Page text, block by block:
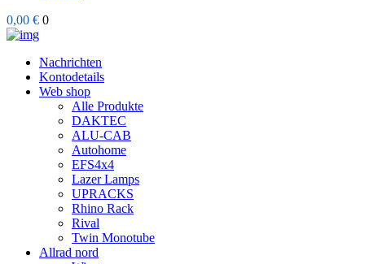
0,00 € 0
Nachrichten
Kontodetails
Web shop
Alle Produkte
DAKTEC
ALU-CAB
Autohome
EFS4x4
Lazer Lamps
UPRACKS
Rhino Rack
Rival
Twin Monotube
Allrad nord